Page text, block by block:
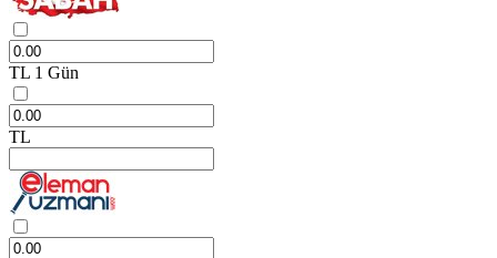
TL 1 Gün
TL